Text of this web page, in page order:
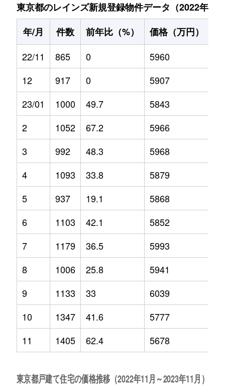
東京都のレインズ新規登録物件データ（2022年11
年/月
件数 前年比（%） 価格（万円）
22/11
865 0 5960
12
917 0 5907
23/01
1000 49.7 5843
2
1052 67.2 5966
3
992 48.3 5968
4
1093 33.8 5879
5
937 19.1 5868
6
1103 42.1 5852
7
1179 36.5 5993
8
1006 25.8 5941
9
1133 33 6039
10
1347 41.6 5777
11
1405 62.4 5678